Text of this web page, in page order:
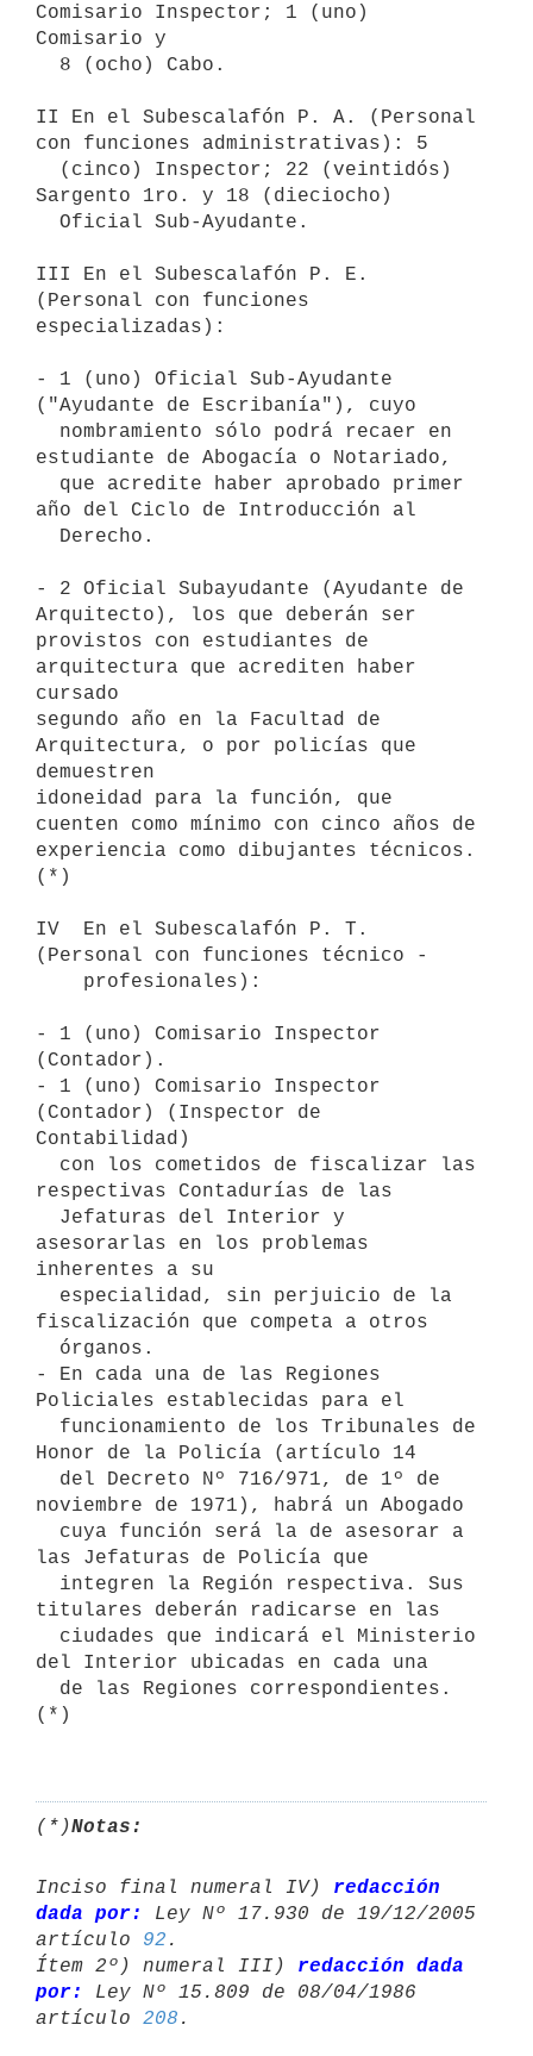
Comisario Inspector; 1 (uno)
Comisario y
II En el Subescalafón P. A. (Personal
con funciones administrativas): 5
Sargento 1ro. y 18 (dieciocho)
III En el Subescalafón P. E.
(Personal con funciones
especializadas):
- 1 (uno) Oficial Sub-Ayudante
("Ayudante de Escribanía"), cuyo
estudiante de Abogacía o Notariado,
año del Ciclo de Introducción al
- 2 Oficial Subayudante (Ayudante de
Arquitecto), los que deberán ser
provistos con estudiantes de
arquitectura que acrediten haber
cursado
segundo año en la Facultad de
Arquitectura, o por policías que
demuestren
idoneidad para la función, que
cuenten como mínimo con cinco años de
experiencia como dibujantes técnicos.
(*)
IV  En el Subescalafón P. T.
(Personal con funciones técnico -
- 1 (uno) Comisario Inspector
(Contador).
- 1 (uno) Comisario Inspector
(Contador) (Inspector de
Contabilidad)
respectivas Contadurías de las
asesorarlas en los problemas
inherentes a su
fiscalización que competa a otros
- En cada una de las Regiones
Policiales establecidas para el
Honor de la Policía (artículo 14
noviembre de 1971), habrá un Abogado
las Jefaturas de Policía que
titulares deberán radicarse en las
del Interior ubicadas en cada una
(*)
(*)Notas:
Inciso final numeral IV) redacción
dada por:
Ley Nº 17.930 de 19/12/2005
artículo 92 .
Ítem 2º) numeral III) redacción dada
por:
Ley Nº 15.809 de 08/04/1986
artículo 208